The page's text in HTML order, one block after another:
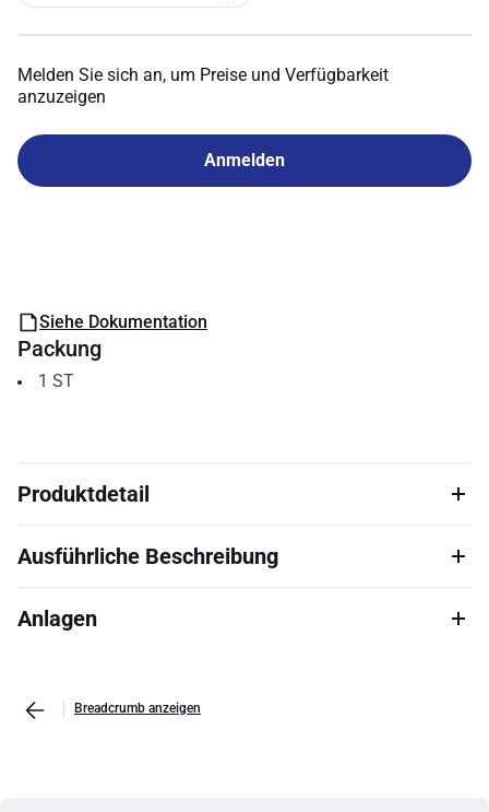
Melden Sie sich an, um Preise und Verfügbarkeit
anzuzeigen
Anmelden
Siehe Dokumentation
Packung
1 ST
Produktdetail
Ausführliche Beschreibung
Anlagen
Breadcrumb anzeigen